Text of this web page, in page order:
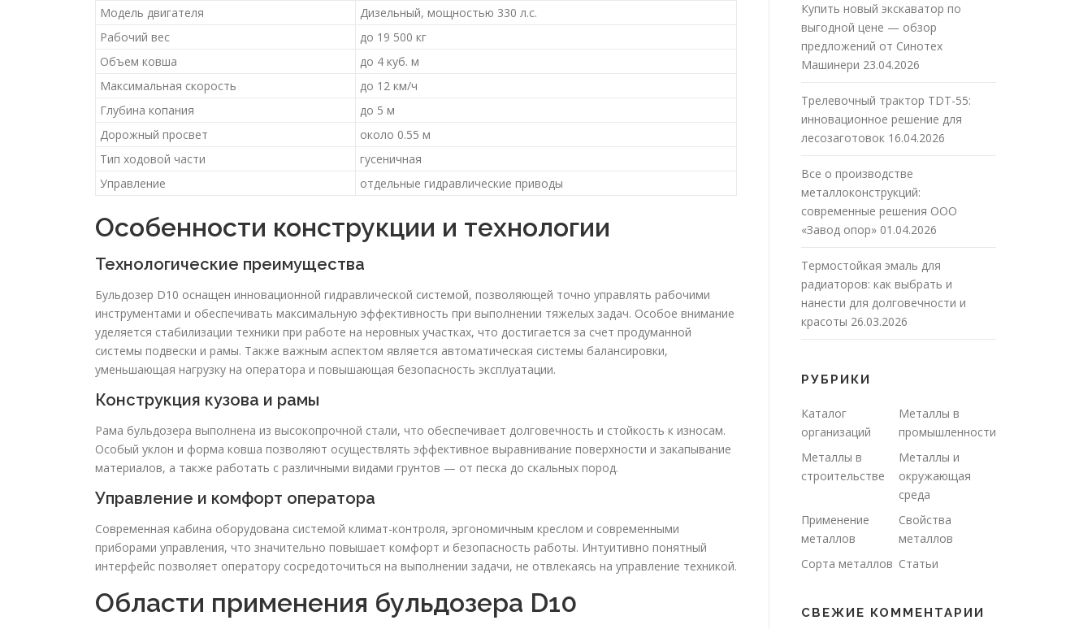
Модель двигателя
Дизельный, мощностью 330 л.с.
Рабочий вес
до 19 500 кг
Объем ковша
до 4 куб. м
Максимальная скорость
до 12 км/ч
Глубина копания
до 5 м
Дорожный просвет
около 0.55 м
Тип ходовой части
гусеничная
Управление
отдельные гидравлические приводы
Особенности конструкции и технологии
Технологические преимущества
Бульдозер D10 оснащен инновационной гидравлической системой, позволяющей точно управлять рабочими
инструментами и обеспечивать максимальную эффективность при выполнении тяжелых задач. Особое внимание
уделяется стабилизации техники при работе на неровных участках, что достигается за счет продуманной
системы подвески и рамы. Также важным аспектом является автоматическая системы балансировки,
уменьшающая нагрузку на оператора и повышающая безопасность эксплуатации.
Конструкция кузова и рамы
Рама бульдозера выполнена из высокопрочной стали, что обеспечивает долговечность и стойкость к износам.
Особый уклон и форма ковша позволяют осуществлять эффективное выравнивание поверхности и закапывание
материалов, а также работать с различными видами грунтов — от песка до скальных пород.
Управление и комфорт оператора
Современная кабина оборудована системой климат-контроля, эргономичным креслом и современными
приборами управления, что значительно повышает комфорт и безопасность работы. Интуитивно понятный
интерфейс позволяет оператору сосредоточиться на выполнении задачи, не отвлекаясь на управление техникой.
Области применения бульдозера D10
Купить новый экскаватор по
выгодной цене — обзор
предложений от Синотех
Машинери 23.04.2026
Трелевочный трактор TDT-55:
инновационное решение для
лесозаготовок 16.04.2026
Все о производстве
металлоконструкций:
современные решения ООО
«Завод опор» 01.04.2026
Термостойкая эмаль для
радиаторов: как выбрать и
нанести для долговечности и
красоты 26.03.2026
РУБРИКИ
Каталог
организаций
Металлы в
промышленности
Металлы в
строительстве
Металлы и
окружающая
среда
Применение
металлов
Свойства
металлов
Сорта металлов Статьи
СВЕЖИЕ КОММЕНТАРИИ